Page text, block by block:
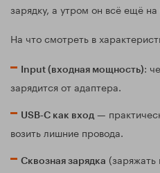
зарядку, а утром он всё ещё
На что смотреть в
Input (входная мощность):
зарядится от адаптера.
USB‑C как вход —
возить лишние провода.
Сквозная зарядка